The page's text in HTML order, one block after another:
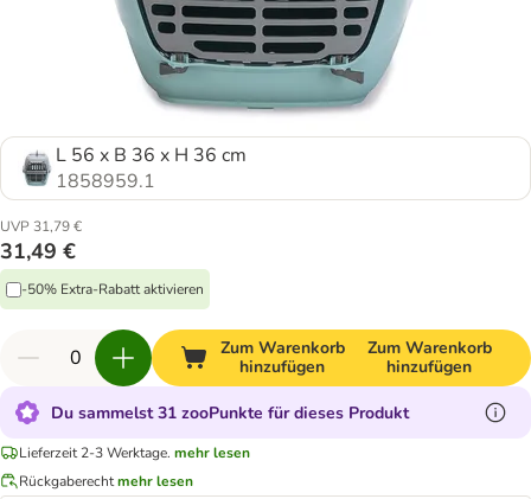
L 56 x B 36 x H 36 cm
1858959.1
UVP 31,79 €
31,49 €
-50% Extra-Rabatt aktivieren
Zum Warenkorb
hinzufügen
Zum Warenkorb
hinzufügen
Du sammelst 31 zooPunkte für dieses Produkt
Lieferzeit 2-3 Werktage. mehr lesen
Rückgaberechtmehr lesen